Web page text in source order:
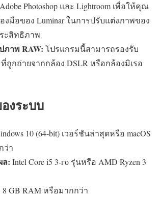
Photoshop และ Lightroom เพื่อให้คุณ
งมือของ Luminar ในการปรับแต่งภาพของ
ะสิทธิภาพ
าพ RAW: โปรแกรมนี้สามารถรองรับ
ถูกถ่ายจากกล้อง DSLR หรือกล้องมิเรอ
งระบบ
10 (64-bit) เวอร์ชันล่าสุดหรือ macOS
ว่า
ล: Intel Core i5 3-го รุ่นหรือ AMD Ryzen 3
8 GB RAM หรือมากกว่า